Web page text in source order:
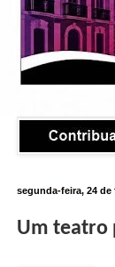
segunda-feira, 24 de
Um teatro